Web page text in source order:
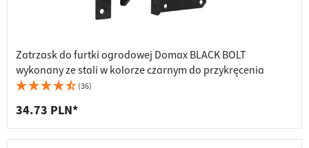
Zatrzask do furtki ogrodowej Domax BLACK BOLT
wykonany ze stali w kolorze czarnym do przykręcenia
(36)
34.73 PLN*